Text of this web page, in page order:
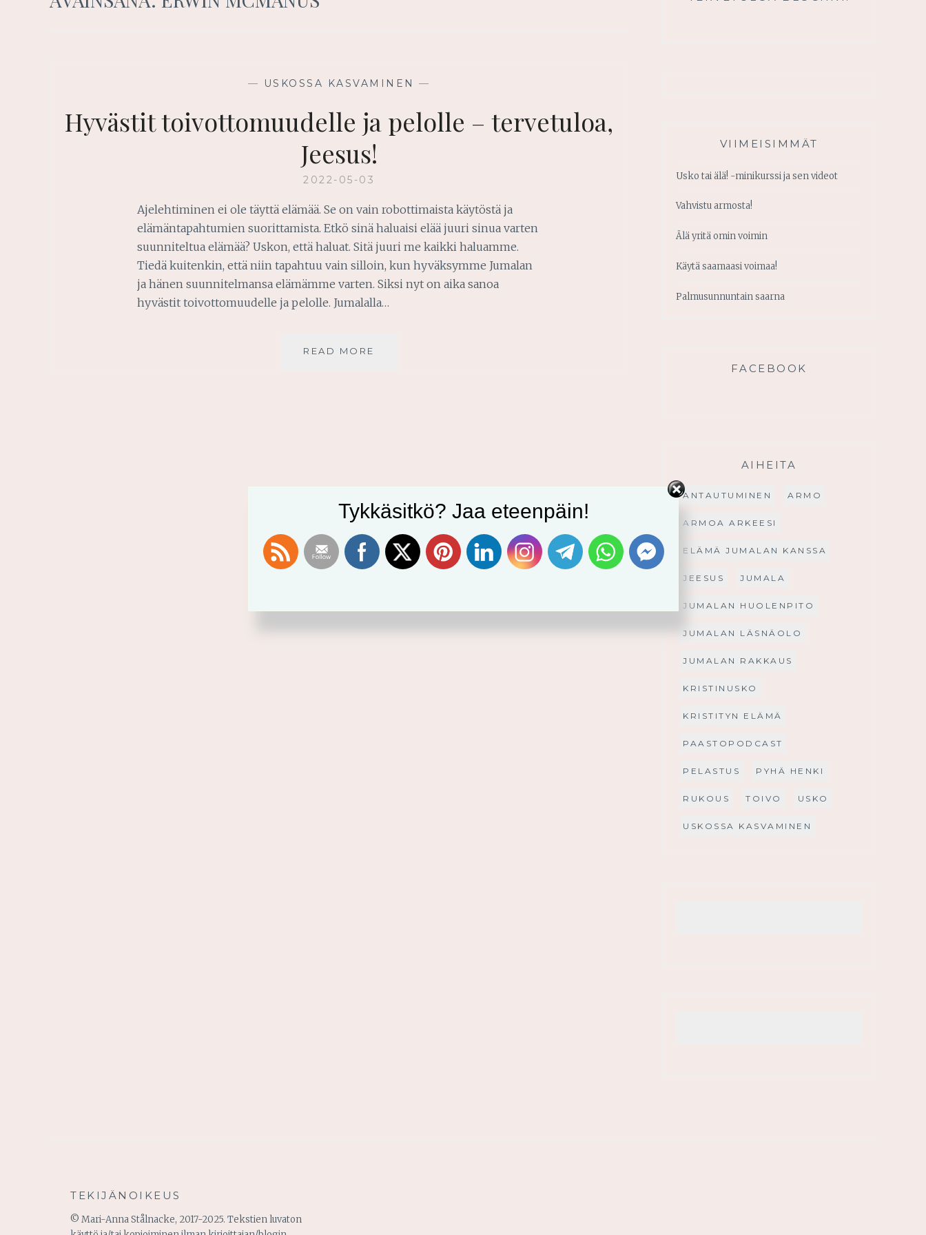
— USKOSSA KASVAMINEN —
Hyvästit toivottomuudelle ja pelolle – tervetuloa,
Jeesus!
2022-05-03
Ajelehtiminen ei ole täyttä elämää. Se on vain robottimaista käytöstä ja
elämäntapahtumien suorittamista. Etkö sinä haluaisi elää juuri sinua varten
suunniteltua elämää? Uskon, että haluat. Sitä juuri me kaikki haluamme.
Tiedä kuitenkin, että niin tapahtuu vain silloin, kun hyväksymme Jumalan
ja hänen suunnitelmansa elämämme varten. Siksi nyt on aika sanoa
hyvästit toivottomuudelle ja pelolle. Jumalalla…
READ MORE
VIIMEISIMMÄT
Usko tai älä! -minikurssi ja sen videot
Vahvistu armosta!
Älä yritä omin voimin
Käytä saamaasi voimaa!
Palmusunnuntain saarna
FACEBOOK
AIHEITA
ANTAUTUMINEN ARMO
ARMOA ARKEESI
ELÄMÄ JUMALAN KANSSA
JEESUS JUMALA
JUMALAN HUOLENPITO
JUMALAN LÄSNÄOLO
JUMALAN RAKKAUS
KRISTINUSKO
KRISTITYN ELÄMÄ
PAASTOPODCAST
PELASTUS PYHÄ HENKI
RUKOUS TOIVO USKO
USKOSSA KASVAMINEN
TEKIJÄNOIKEUS
© Mari-Anna Stålnacke, 2017-2025. Tekstien luvaton
Tykkäsitkö? Jaa eteenpäin!